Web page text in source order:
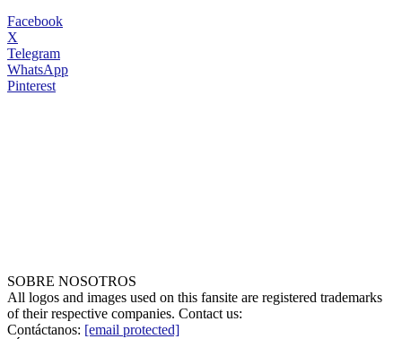
Facebook
X
Telegram
WhatsApp
Pinterest
SOBRE NOSOTROS
All logos and images used on this fansite are registered trademarks
of their respective companies. Contact us:
Contáctanos: [email protected]